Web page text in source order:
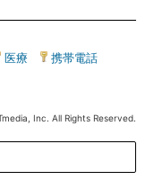
医療 携帯電話
Inc. All Rights Reserved.